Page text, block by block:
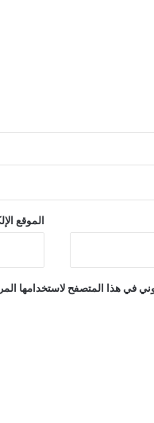
الموقع
في هذا المتصفح لاستخدامها